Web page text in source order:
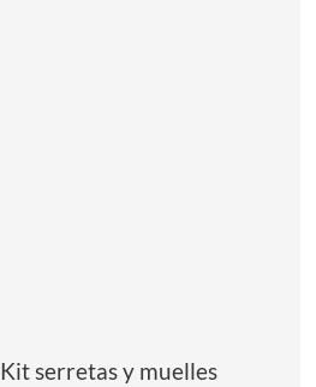
Kit serretas y muelles